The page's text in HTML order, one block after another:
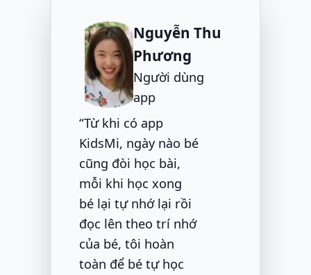
Nguyễn Thu
Phương
Người dùng
app
“Từ khi có app
KidsMi, ngày nào bé
cũng đòi học bài,
mỗi khi học xong
bé lại tự nhớ lại rồi
đọc lên theo trí nhớ
của bé, tôi hoàn
toàn để bé tự học